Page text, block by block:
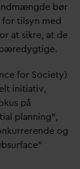
bør
tilsyn med
at sikre, at de
for Society)
initiativ,
på
planning”,
og